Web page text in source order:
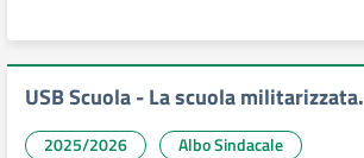
USB Scuola - La scuola militarizzata.
2025/2026 Albo Sindacale